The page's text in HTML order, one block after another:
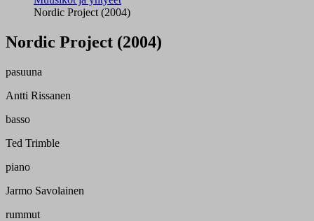
Nordic Project (2004)
Nordic Project (2004)
pasuuna
Antti Rissanen
basso
Ted Trimble
piano
Jarmo Savolainen
rummut